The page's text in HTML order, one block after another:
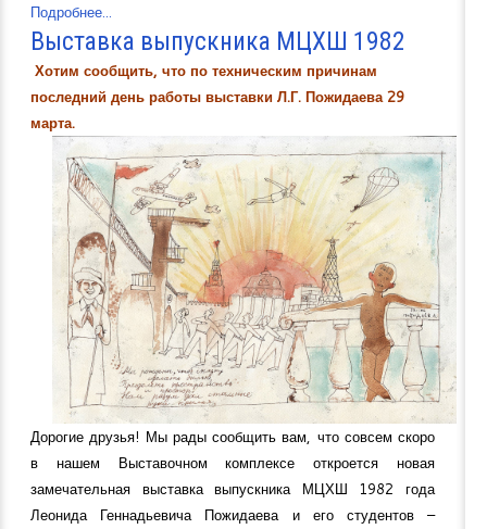
Подробнее...
Выставка выпускника МЦХШ 1982
Хотим сообщить, что по техническим причинам
последний день работы выставки Л.Г. Пожидаева 29
марта.
Дорогие друзья! Мы рады сообщить вам, что совсем скоро
в нашем Выставочном комплексе откроется новая
замечательная выставка выпускника МЦХШ 1982 года
Леонида Геннадьевича Пожидаева и его студентов –